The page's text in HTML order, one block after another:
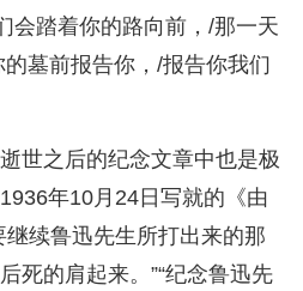
会踏着你的路向前，/那一天
墓前报告你，/报告你我们
世之后的纪念文章中也是极
年10月24日写就的《由
续鲁迅先生所打出来的那
死的肩起来。”“纪念鲁迅先